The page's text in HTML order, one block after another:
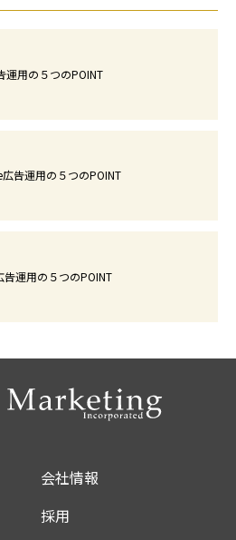
運用の５つのPOINT
告運用の５つのPOINT
告運用の５つのPOINT
会社情報
採用